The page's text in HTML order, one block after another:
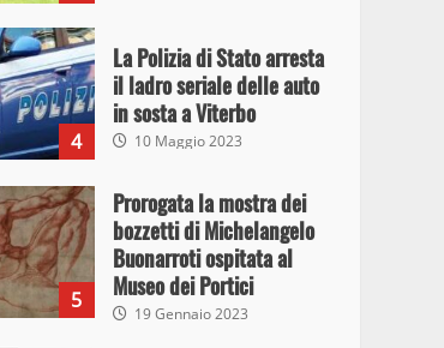
4
La Polizia di Stato arresta
il ladro seriale delle auto
in sosta a Viterbo
10 Maggio 2023
5
Prorogata la mostra dei
bozzetti di Michelangelo
Buonarroti ospitata al
Museo dei Portici
19 Gennaio 2023